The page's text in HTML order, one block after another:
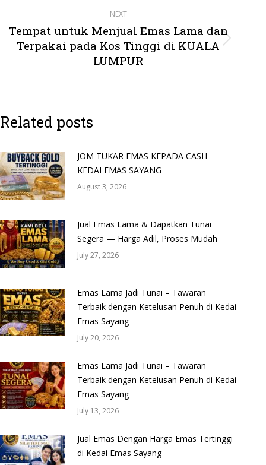
NEXT
Next
post:
Tempat untuk Menjual Emas Lama dan
Terpakai pada Kos Tinggi di KUALA
LUMPUR
Related posts
JOM TUKAR EMAS KEPADA CASH –
KEDAI EMAS SAYANG
August 3, 2026
Jual Emas Lama & Dapatkan Tunai
Segera — Harga Adil, Proses Mudah
July 27, 2026
Emas Lama Jadi Tunai – Tawaran
Terbaik dengan Ketelusan Penuh di Kedai
Emas Sayang
July 20, 2026
Emas Lama Jadi Tunai – Tawaran
Terbaik dengan Ketelusan Penuh di Kedai
Emas Sayang
July 13, 2026
Jual Emas Dengan Harga Emas Tertinggi
di Kedai Emas Sayang